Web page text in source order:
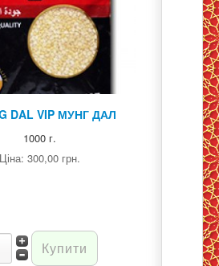
DAL VIP МУНГ ДАЛ
1000 г.
Ціна: 300,00 грн.